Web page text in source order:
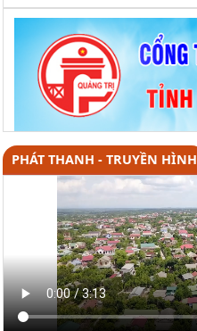
PHÁT THANH - TRUYỀN HÌNH